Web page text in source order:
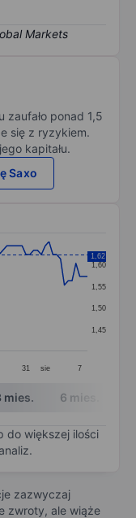
zaufało ponad 1,5
się z ryzykiem.
kapitału.
Saxo
categories.
values. Data ranges
31 sie 7
1,45
1,50
1,55
1,60
1,62
mies. 6 mies.
do większej ilości
zazwyczaj
zwroty, ale wiąże